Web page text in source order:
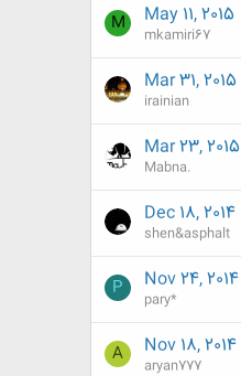
May 11, 2015
mkamiri67
M
Mar 31, 2015
irainian
Mar 23, 2015
Mabna.
Dec 18, 2014
shen&asphalt
Nov 24, 2014
pary*
P
Nov 18, 2014
aryan777
A